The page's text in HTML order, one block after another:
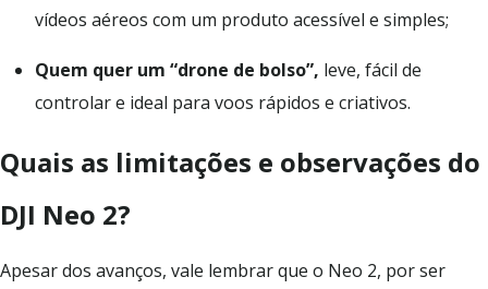
vídeos aéreos com um produto acessível e simples;
Quem quer um “drone de bolso”, leve, fácil de
controlar e ideal para voos rápidos e criativos.
Quais as limitações e observações do
DJI Neo 2?
Apesar dos avanços, vale lembrar que o Neo 2, por ser